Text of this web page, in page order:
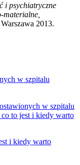
i psychiatryczne
materialne,
Warszawa 2013.
w szpitalu
to jest i kiedy warto